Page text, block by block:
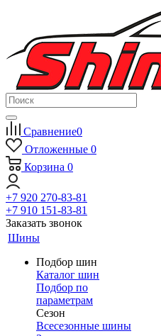
Сравнение0
Отложенные 0
Корзина 0
+7 920 270-83-81
+7 910 151-83-81
Заказать звонок
Шины
Подбор шин
Каталог шин
Подбор по
параметрам
Сезон
Всесезонные шины